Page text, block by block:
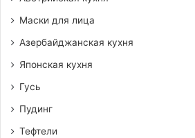
Маски для лица
Азербайджанская кухня
Японская кухня
Гусь
Пудинг
Тефтели